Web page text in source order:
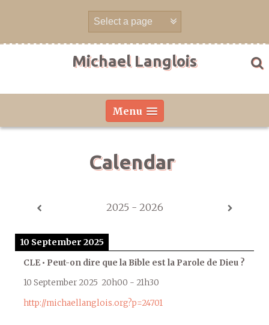
Michael Langlois
Menu
Calendar
2025 - 2026
10 September 2025
CLE • Peut-on dire que la Bible est la Parole de Dieu ?
10 September 2025 20h00 - 21h30
http://michaellanglois.org?p=24701